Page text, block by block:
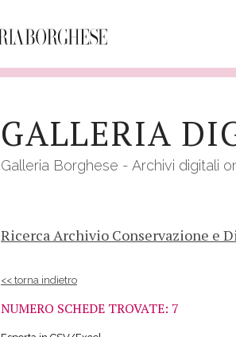
GALLERIA
Galleria Borghese - Archivi digitali
Ricerca Archivio Conservazione e
<< torna indietro
NUMERO SCHEDE TROVATE: 7